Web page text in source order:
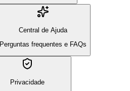
Central de Ajuda
Perguntas frequentes e FAQs
Privacidade